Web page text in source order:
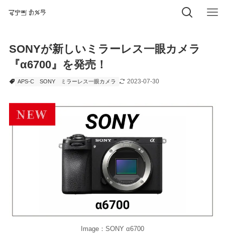
SONYが新しいミラーレス一眼カメラ
『α6700』を発売！
APS-C SONY ミラーレス一眼カメラ 2023-07-30
Image：SONY α6700